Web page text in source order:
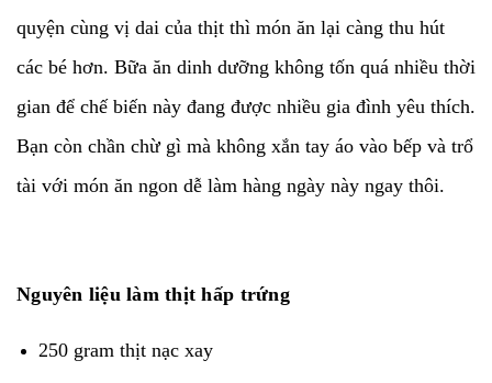
quyện cùng vị dai của thịt thì món ăn lại càng thu hút
các bé hơn. Bữa ăn dinh dưỡng không tốn quá nhiều thời
gian để chế biến này đang được nhiều gia đình yêu thích.
Bạn còn chần chừ gì mà không xắn tay áo vào bếp và trổ
tài với món ăn ngon dễ làm hàng ngày này ngay thôi.
Nguyên liệu làm thịt hấp trứng
250 gram thịt nạc xay